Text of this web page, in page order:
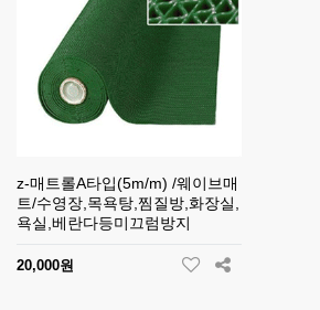
z-매트롤A타입(5m/m) /웨이브매
트/수영장,목욕탕,찜질방,화장실,
욕실,베란다등미끄럼방지
20,000원